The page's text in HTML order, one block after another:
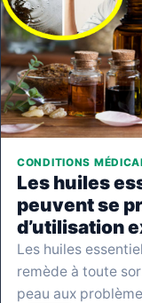
CONDITIONS
Les huiles
peuvent se
d’utilisation
Les huiles
remède à toute
peau aux